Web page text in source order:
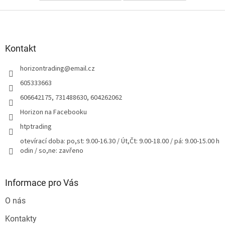
Kontakt
horizontrading@email.cz
605333663
606642175, 731488630, 604262062
Horizon na Facebooku
htptrading
otevírací doba: po,st: 9.00-16.30 / Út,Čt: 9.00-18.00 / pá: 9.00-15.00 h
odin / so,ne: zavřeno
Informace pro Vás
O nás
Kontakty